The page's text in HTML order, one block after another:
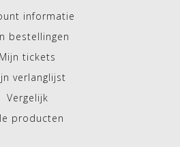
informatie
bestellingen
Mijn tickets
verlanglijst
Vergelijk
producten